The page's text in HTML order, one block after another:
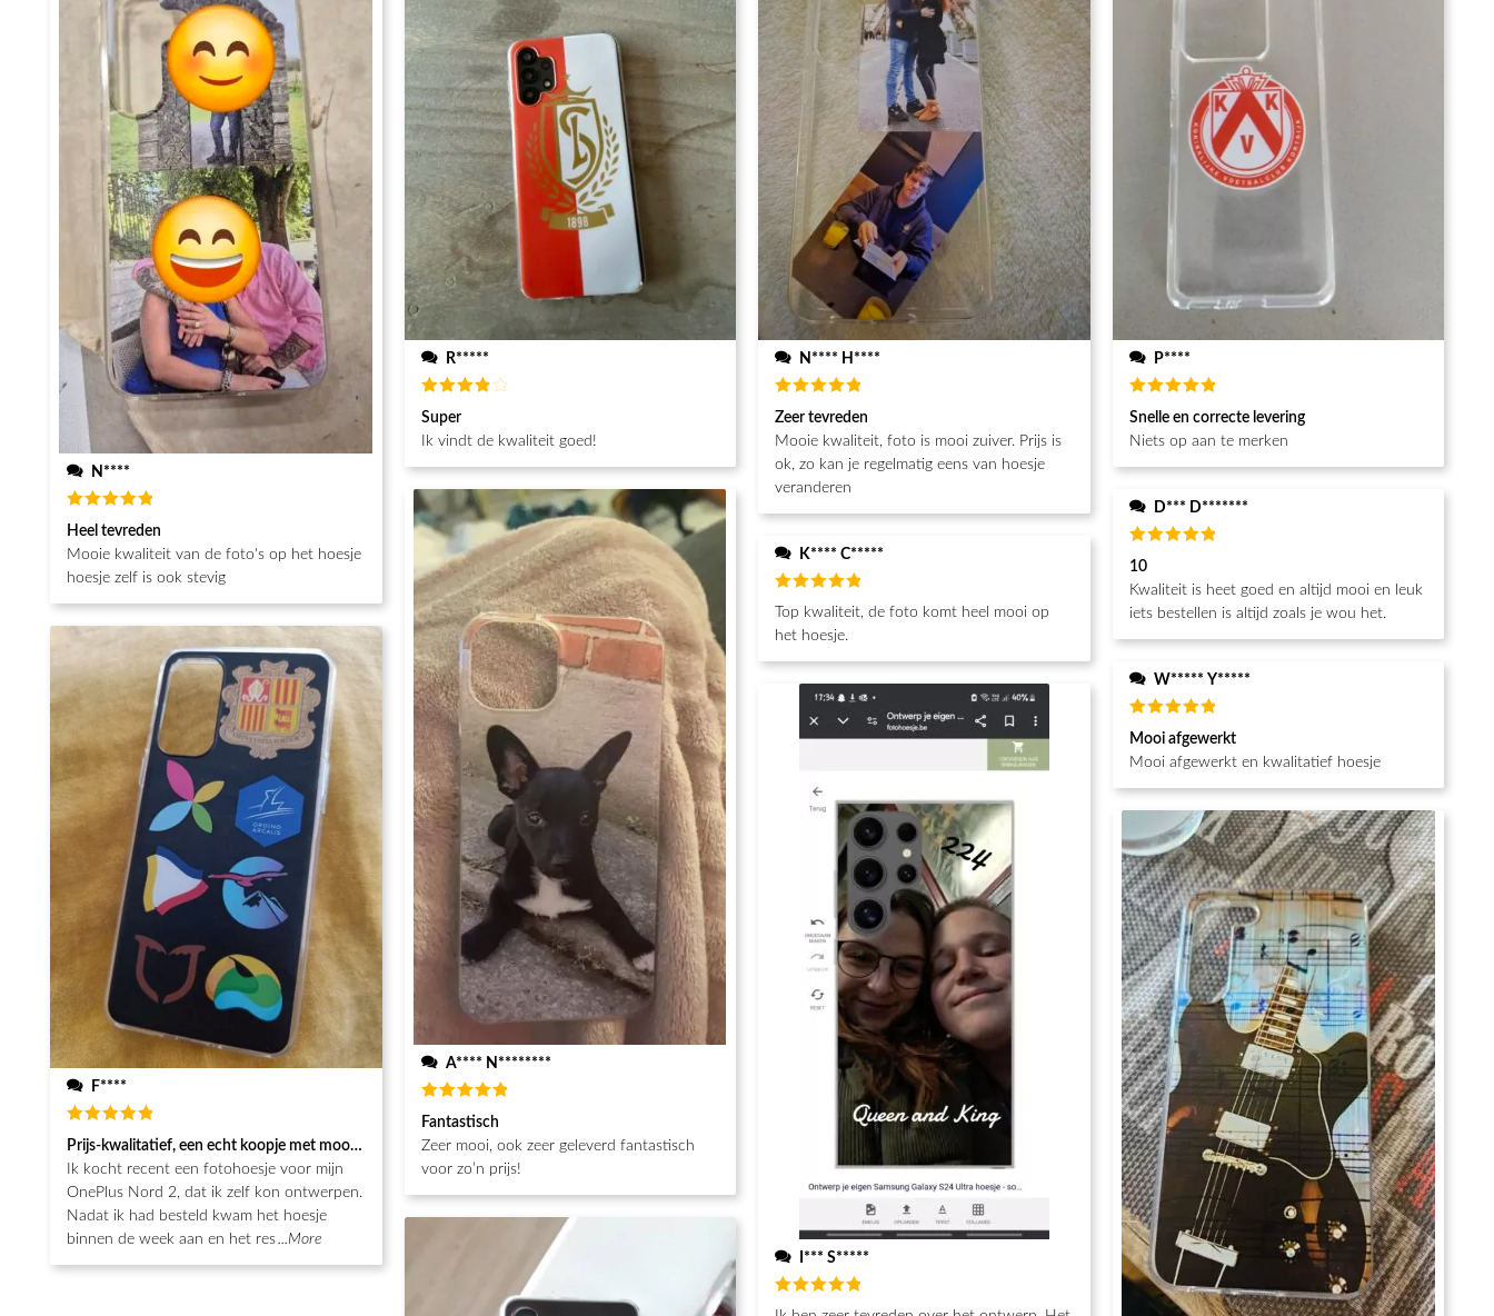
N****
Beoordeeld
5van de 5
Heel tevreden
Mooie kwaliteit van de foto's op het hoesje
hoesje zelf is ook stevig
F****
Beoordeeld
5 van de 5
Prijs-kwalitatief, een echt koopje met mooie afwerking
Ik kocht recent een fotohoesje voor mijn
OnePlus Nord 2, dat ik zelf kon ontwerpen.
Nadat ik had besteld kwam het hoesje
binnen de week aan en het res...More
R*****
Beoordeeld
4van de
5
Super
Ik vindt de kwaliteit goed!
A**** N********
Beoordeeld
5van de 5
Fantastisch
Zeer mooi, ook zeer geleverd fantastisch
voor zo’n prijs!
N**** H****
Beoordeeld
5van de 5
Zeer tevreden
Mooie kwaliteit, foto is mooi zuiver. Prijs is
ok, zo kan je regelmatig eens van hoesje
veranderen
K**** C*****
Beoordeeld
5van de 5
Top kwaliteit, de foto komt heel mooi op
het hoesje.
I*** S*****
Beoordeeld
P****
Beoordeeld
5van de 5
Snelle en correcte levering
Niets op aan te merken
D*** D*******
Beoordeeld
5van de 5
10
Kwaliteit is heet goed en altijd mooi en leuk
iets bestellen is altijd zoals je wou het.
W***** Y*****
Beoordeeld
5van de 5
Mooi afgewerkt
Mooi afgewerkt en kwalitatief hoesje